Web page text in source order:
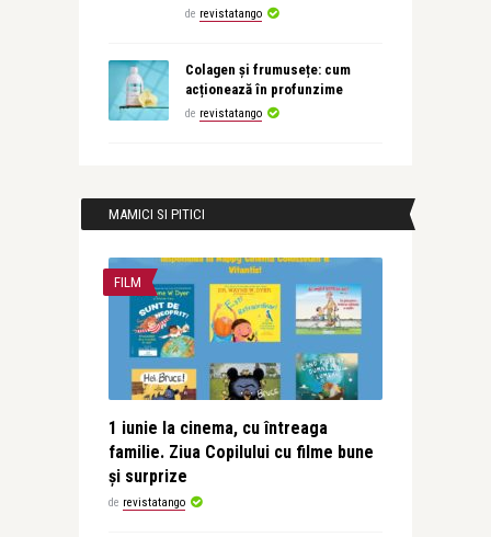
de revistatango
Colagen și frumusețe: cum
acționează în profunzime
de revistatango
MAMICI SI PITICI
FILM
1 iunie la cinema, cu întreaga
familie. Ziua Copilului cu filme bune
și surprize
de revistatango